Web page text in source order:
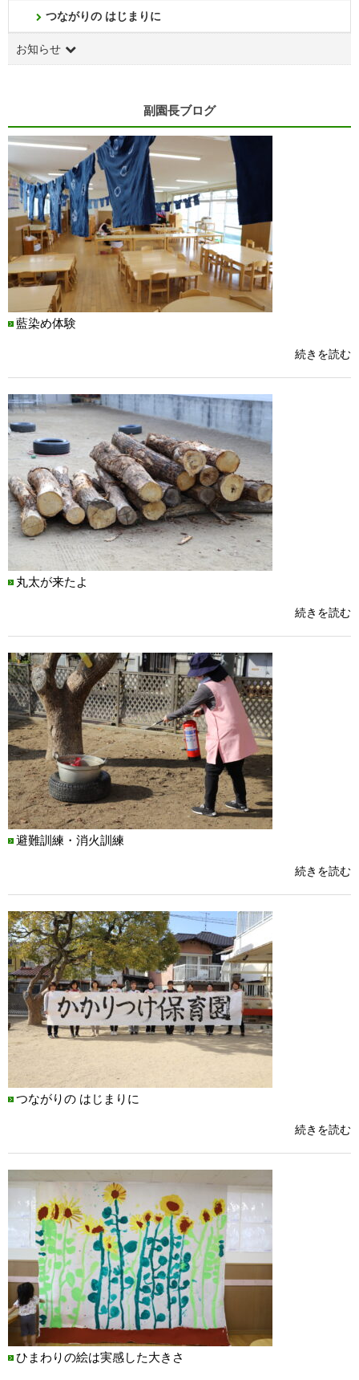
つながりの はじまりに
お知らせ
副園長ブログ
藍染め体験
続きを読む
丸太が来たよ
続きを読む
避難訓練・消火訓練
続きを読む
つながりの はじまりに
続きを読む
ひまわりの絵は実感した大きさ